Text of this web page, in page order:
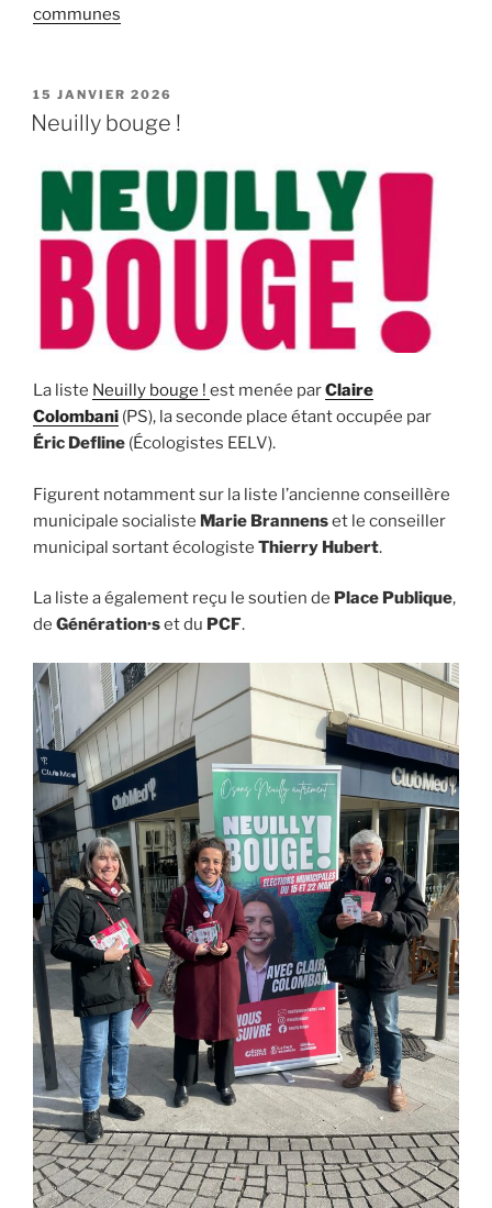
communes
PUBLIÉ
LE
15 JANVIER 2026
Neuilly bouge !
La liste Neuilly bouge ! est menée parClaire
Colombani (PS), la seconde place étant occupée par
Éric Defline (Écologistes EELV).
Figurent notamment sur la liste l’ancienne conseillère
municipale socialiste Marie Brannenset le conseiller
municipal sortant écologiste Thierry Hubert.
La liste a également reçu le soutien de Place Publique,
de Génération·set du PCF.